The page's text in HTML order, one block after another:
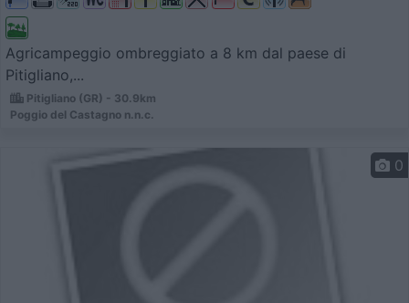
Agricampeggio ombreggiato a 8 km dal paese di
Pitigliano,...
Pitigliano (GR) - 30.9km
Poggio del Castagno n.n.c.
0